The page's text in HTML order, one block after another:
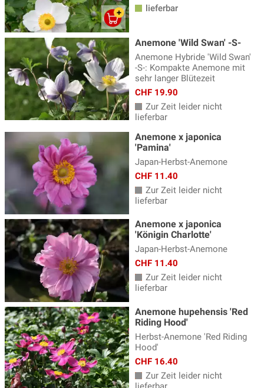
Platterbse - Lathyrus(5)
Prachtkerze - Gaura
Prachtscharte - Liatris
(3)
Prachtspiere (17)
Primeln - Primula(15)
Ranunculus - Hahnenfuss
Reiherschnabel - Erodium (2)
Rittersporn - Delphinium
Salomonssiegel (3)
Saxifraga - Steinbrech(6)
Schafgarbe
Schleierkraut(9)
Schleifenblume(3)
Silberkerzen(7)
Skabiose
Sonnenauge - Heliopsis(3)
Sonnenbraut - Helenium(17)
Sonnenhut - Rudbeckia(8)
Sonnenröschen - Helianthemum(13)
lieferbar
Anemone 'Wild Swan' -S-
Anemone Hybride 'Wild Swan'
-S-: Kompakte Anemone mit
sehr langer Blütezeit
CHF 19.90
Zur Zeit leider nicht
lieferbar
Anemone x japonica
'Pamina'
Japan-Herbst-Anemone
CHF 11.40
Zur Zeit leider nicht
lieferbar
Anemone x japonica
'Königin Charlotte'
Japan-Herbst-Anemone
CHF 11.40
Zur Zeit leider nicht
lieferbar
Anemone hupehensis 'Red
Riding Hood'
Herbst-Anemone 'Red Riding
Hood'
CHF 16.40
Zur Zeit leider nicht